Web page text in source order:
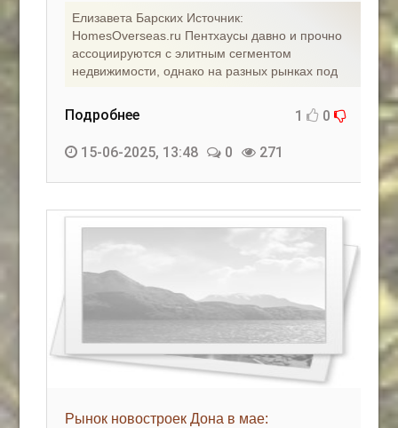
Елизавета Барских Источник:
HomesOverseas.ru Пентхаусы давно и прочно
ассоциируются с элитным сегментом
недвижимости, однако на разных рынках под
Подробнее 1 0
15-06-2025, 13:48 0 271
Рынок новостроек Дона в мае: